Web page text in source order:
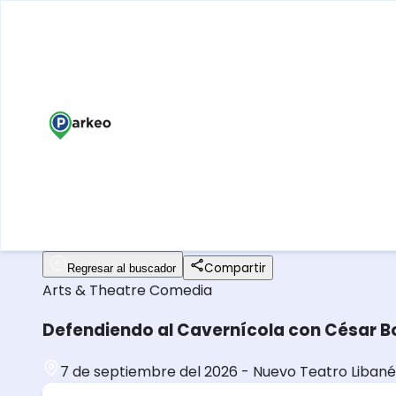
Regresar al buscador Compartir
Arts & TheatreComedia
Defendiendo al Cavernícola con César
7 de septiembre del 2026 - Nuevo Teatro